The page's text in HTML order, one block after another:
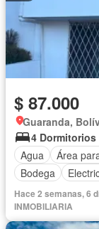
$ 87.000
Guaranda,
4 Dormitorios
Agua
Área
Bodega
Hace 2 semanas, 6
INMOBILIARIA